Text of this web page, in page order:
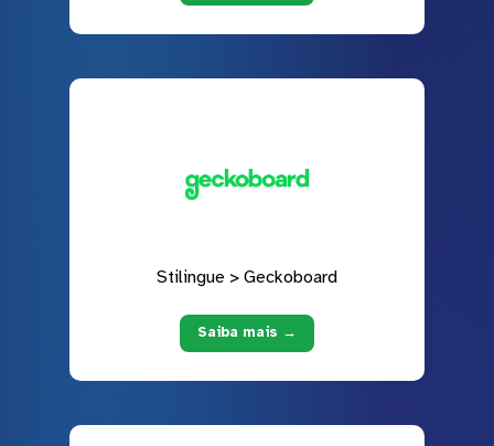
Stilingue > Geckoboard
Saiba mais →